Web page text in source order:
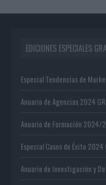
EDICIONES ESPECIALES
Especial Tendencias de
Anuario de Agencias 2024
Anuario de Formación 2024/
Especial Casos de Éxito 2024
Anuario de Investigación y